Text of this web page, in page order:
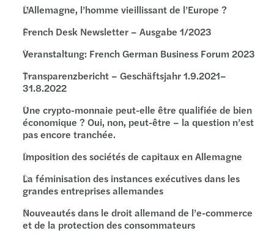
L’Allemagne, l’homme vieillissant de l’Europe ?
French Desk Newsletter – Ausgabe 1/2023
Veranstaltung: French German Business Forum 2023
Transparenzbericht – Geschäftsjahr 1.9.2021–
31.8.2022
Une crypto-monnaie peut-elle être qualifiée de bien
économique ? Oui, non, peut-être – la question n’est
pas encore tranchée.
Imposition des sociétés de capitaux en Allemagne
La féminisation des instances exécutives dans les
grandes entreprises allemandes
Nouveautés dans le droit allemand de l’e-commerce
et de la protection des consommateurs